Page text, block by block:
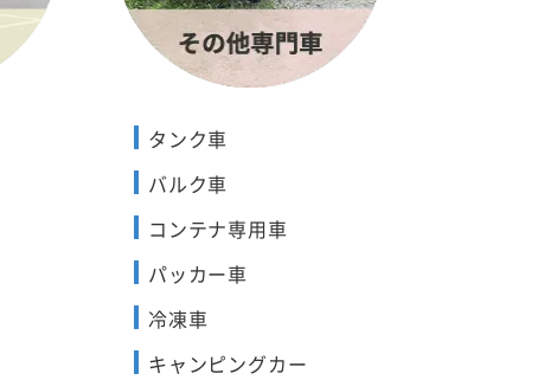
タンク車
バルク車
コンテナ専用車
パッカー車
冷凍車
キャンピングカー